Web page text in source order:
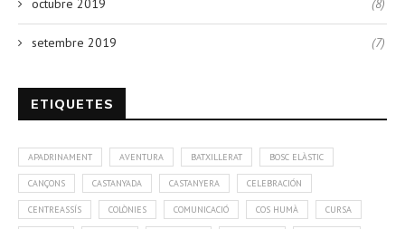
octubre 2019 (8)
setembre 2019 (7)
ETIQUETES
APADRINAMENT AVENTURA BATXILLERAT BOSC ELÀSTIC
CANÇONS CASTANYADA CASTANYERA CELEBRACIÓN
CENTREASSÍS COLÒNIES COMUNICACIÓ COS HUMÀ CURSA